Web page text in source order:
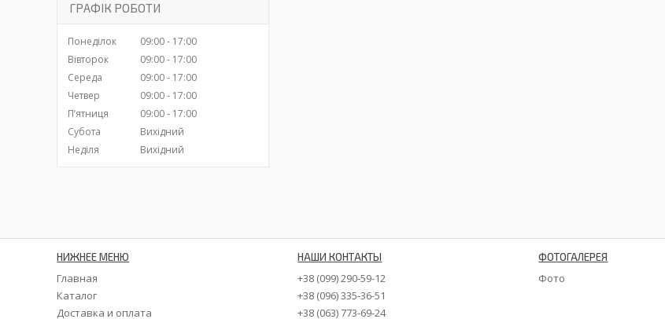
ГРАФІК РОБОТИ
Понеділок 09:00
17:00
Вівторок
09:00
17:00
Середа
09:00
17:00
Четвер
09:00
17:00
Пʼятниця
09:00
17:00
Субота
Вихідний
Неділя
Вихідний
НИЖНЕЕ МЕНЮ
Главная
Каталог
Доставка и оплата
НАШИ КОНТАКТЫ
+38 (099) 290-59-12
+38 (096) 335-36-51
+38 (063) 773-69-24
ФОТОГАЛЕРЕЯ
Фото